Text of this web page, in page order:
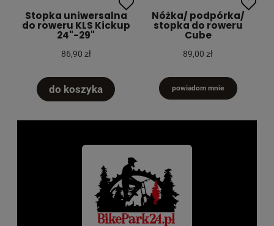
Stopka uniwersalna
do roweru KLS Kickup
24"-29"
86,90 zł
do koszyka
Nóżka/ podpórka/
stopka do roweru
Cube
89,00 zł
powiadom mnie